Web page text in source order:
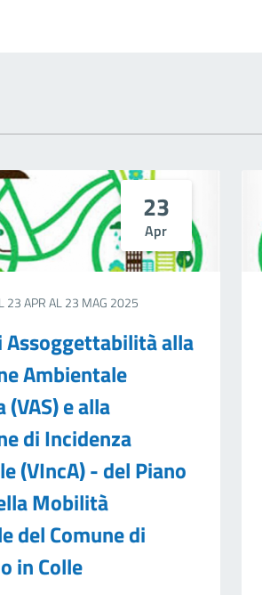
23
Apr
23 APR AL 23 MAG 2025
Assoggettabilità alla
Ambientale
e alla
di Incidenza
(VIncA) - del Piano
Mobilità
del Comune di
in Colle